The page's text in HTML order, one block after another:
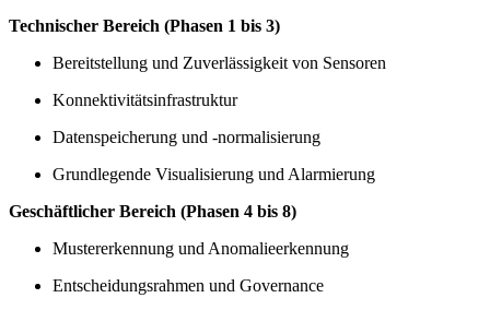
Technischer Bereich (Phasen 1 bis 3)
Bereitstellung und Zuverlässigkeit von Sensoren
Konnektivitätsinfrastruktur
Datenspeicherung und -normalisierung
Grundlegende Visualisierung und Alarmierung
Geschäftlicher Bereich (Phasen 4 bis 8)
Mustererkennung und Anomalieerkennung
Entscheidungsrahmen und Governance